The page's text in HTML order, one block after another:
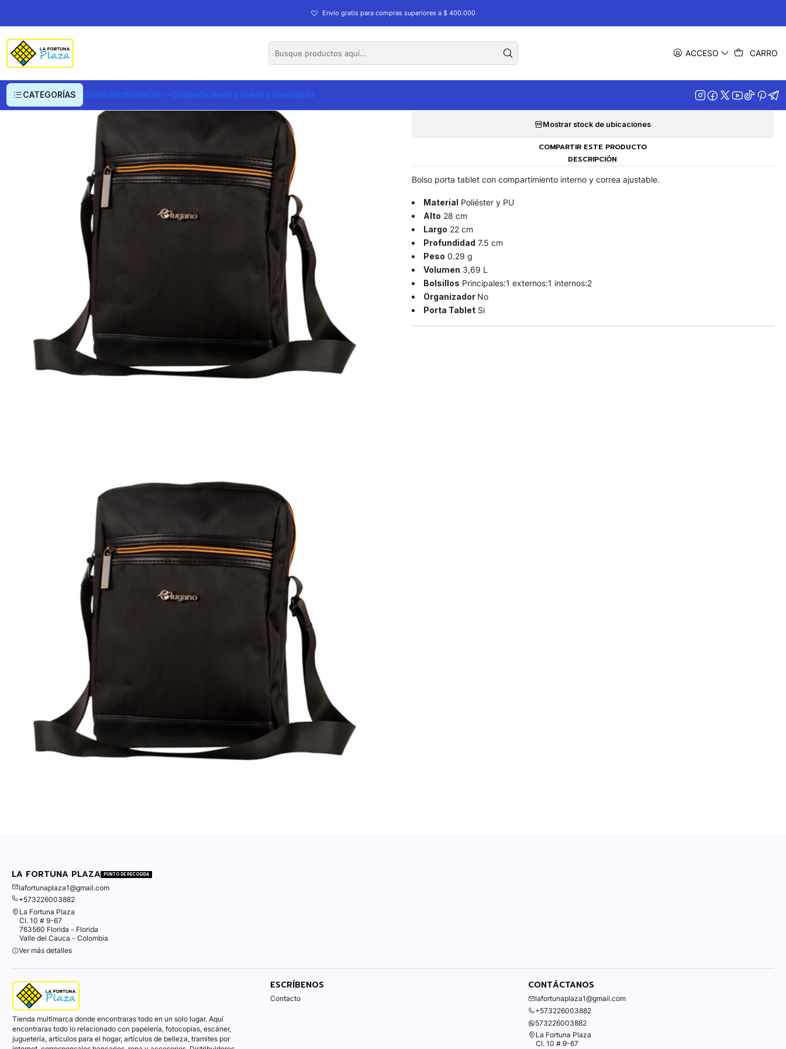
ACCESO CARRO
CATEGORÍAS ContactoInformación Campaña únete a nuestra comunidad
Envío gratis para compras superiores a $ 400.000
Porta Tablet Lugano Venture
Porta Tablet Lugano Venture
Mostrar stock de ubicaciones
COMPARTIR ESTE PRODUCTO
DESCRIPCIÓN
Bolso porta tablet con compartimiento interno y correa ajustable.
Material Poliéster y PU
Alto 28 cm
Largo 22 cm
Profundidad 7.5 cm
Peso 0.29 g
Volumen 3,69 L
Bolsillos Principales:1 externos:1 internos:2
Organizador No
Porta TabletSi
LA FORTUNA PLAZA PUNTO DE RECOGIDA
lafortunaplaza1@gmail.com
+573226003882
La Fortuna Plaza
Cl. 10 # 9-67
763560 Florida - Florida
Valle del Cauca - Colombia
Ver más detalles
Tienda multimarca donde encontraras todo en un solo lugar. Aquí
encontraras todo lo relacionado con papelería, fotocopias, escáner,
juguetería, artículos para el hogar, artículos de belleza, tramites por
ESCRÍBENOS
Contacto
CONTÁCTANOS
lafortunaplaza1@gmail.com
+573226003882
573226003882
La Fortuna Plaza
Cl. 10 # 9-67